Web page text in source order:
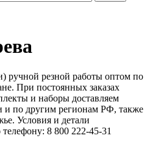
ручной резной работы оптом по
При постоянных заказах
и наборы доставляем
и по другим регионам РФ, также
Условия и детали
8 800 222-45-31